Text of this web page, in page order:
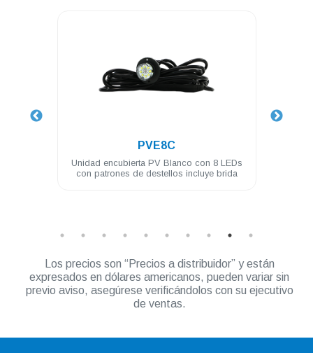
PVL4A
Modulo PV ASSAULT 4 LED 3W difusor
180° ámbar
Los precios son “Precios a distribuidor” y están
expresados en dólares americanos, pueden variar sin
previo aviso, asegúrese verificándolos con su ejecutivo
de ventas.